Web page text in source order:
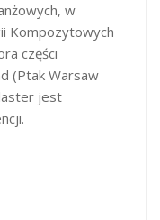
w
Kompozytowych
części
(Ptak Warsaw
jest